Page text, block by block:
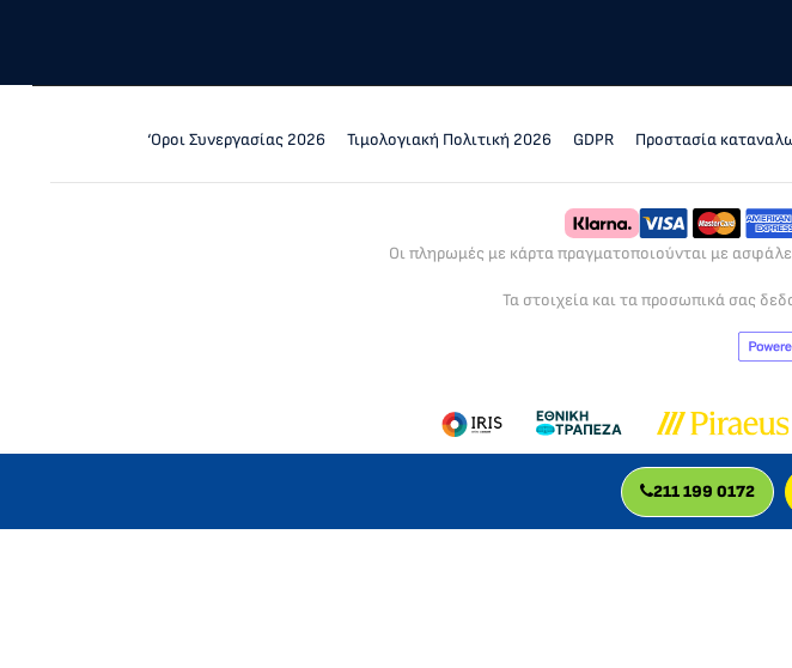
‘Οροι Συνεργασίας 2026 Τιμολογιακή Πολιτική 2026 GDPR Προστασία
Οι πληρωμές με κάρτα πραγματοποιούνται με
Τα στοιχεία και τα προσωπικά σας
211 199 0172